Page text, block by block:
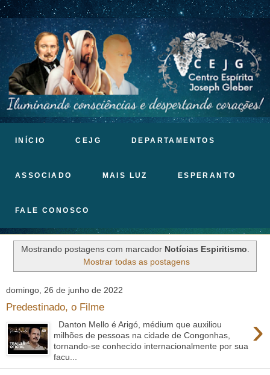
INÍCIO CEJG DEPARTAMENTOS
ASSOCIADO MAIS LUZ ESPERANTO
FALE CONOSCO
Mostrando postagens com marcador Notícias Espiritismo
Mostrar todas as postagens
domingo, 26 de junho de 2022
Predestinado, o Filme
›
Danton Mello é Arigó, médium que auxiliou
milhões de pessoas na cidade de Congonhas,
tornando-se conhecido internacionalmente por sua
facu...